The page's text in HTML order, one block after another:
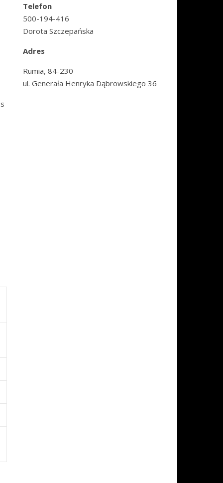
Telefon
500-194-416
Dorota Szczepańska
Adres
Rumia, 84-230
ul. Generała Henryka Dąbrowskiego 36